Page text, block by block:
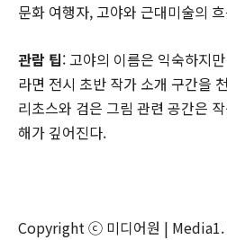
문화 여행자, 고야와 근대미술의
관람 팁: 고야의 이름은 익숙하지
라면 전시 초반 작가 소개 구간을
리초스와 검은 그림 관련 공간은
해가 깊어진다.
Copyright ⓒ 미디어원 |